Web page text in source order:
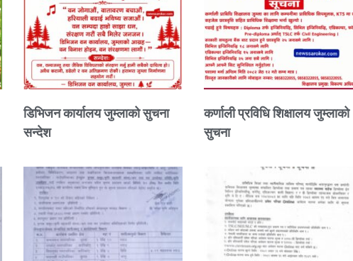
तातोपानी गाउँपालिका जुम्लाको महिला तथा
तातोपानी गाउँपालिका जुम्लाको सूचना
डिभिजन कार्यालय जुम्लाको सुचना
सन्देश
कर्णाली प्रविधि शिक्षालय जुम्लाको
सुचना